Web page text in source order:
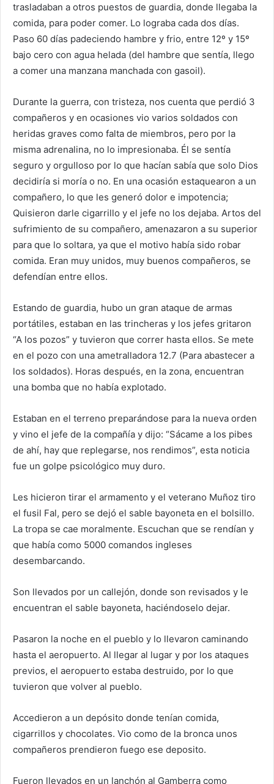
trasladaban a otros puestos de guardia, donde llegaba la
comida, para poder comer. Lo lograba cada dos días.
Paso 60 días padeciendo hambre y frio, entre 12º y 15º
bajo cero con agua helada (del hambre que sentía, llego
a comer una manzana manchada con gasoil).
Durante la guerra, con tristeza, nos cuenta que perdió 3
compañeros y en ocasiones vio varios soldados con
heridas graves como falta de miembros, pero por la
misma adrenalina, no lo impresionaba. Él se sentía
seguro y orgulloso por lo que hacían sabía que solo Dios
decidiría si moría o no. En una ocasión estaquearon a un
compañero, lo que les generó dolor e impotencia;
Quisieron darle cigarrillo y el jefe no los dejaba. Artos del
sufrimiento de su compañero, amenazaron a su superior
para que lo soltara, ya que el motivo había sido robar
comida. Eran muy unidos, muy buenos compañeros, se
defendían entre ellos.
Estando de guardia, hubo un gran ataque de armas
portátiles, estaban en las trincheras y los jefes gritaron
“A los pozos” y tuvieron que correr hasta ellos. Se mete
en el pozo con una ametralladora 12.7 (Para abastecer a
los soldados). Horas después, en la zona, encuentran
una bomba que no había explotado.
Estaban en el terreno preparándose para la nueva orden
y vino el jefe de la compañía y dijo: “Sácame a los pibes
de ahí, hay que replegarse, nos rendimos”, esta noticia
fue un golpe psicológico muy duro.
Les hicieron tirar el armamento y el veterano Muñoz tiro
el fusil Fal, pero se dejó el sable bayoneta en el bolsillo.
La tropa se cae moralmente. Escuchan que se rendían y
que había como 5000 comandos ingleses
desembarcando.
Son llevados por un callejón, donde son revisados y le
encuentran el sable bayoneta, haciéndoselo dejar.
Pasaron la noche en el pueblo y lo llevaron caminando
hasta el aeropuerto. Al llegar al lugar y por los ataques
previos, el aeropuerto estaba destruido, por lo que
tuvieron que volver al pueblo.
Accedieron a un depósito donde tenían comida,
cigarrillos y chocolates. Vio como de la bronca unos
compañeros prendieron fuego ese deposito.
Fueron llevados en un lanchón al Gamberra como